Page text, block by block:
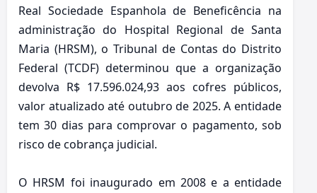
Real Sociedade Espanhola de Beneficência na
administração do Hospital Regional de Santa
Maria (HRSM), o Tribunal de Contas do Distrito
Federal (TCDF) determinou que a organização
devolva R$ 17.596.024,93 aos cofres públicos,
valor atualizado até outubro de 2025. A entidade
tem 30 dias para comprovar o pagamento, sob
risco de cobrança judicial.
O HRSM foi inaugurado em 2008 e a entidade